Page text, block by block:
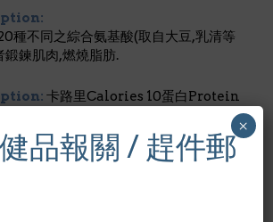
種不同之綜合氨基酸(取自大豆,乳清等
鍛鍊肌肉,燃燒脂肪.
卡路里Calories 10蛋白Protein
氨酸Alanine 80 mg精氨酸
冬氨酸Aspartic Acid 250 mg肉毒
品報關 / 趕件郵
×